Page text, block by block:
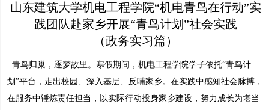
山东建筑大学机电工程学院“机电青鸟在行动”实
践团队赴家乡开展“青鸟计划”社会实践
（政务实习篇）
青鸟归巢，逐梦故里。寒假期间，机电工程学院学子依托“青鸟计
划”平台，走出校园、深入基层、反哺家乡。在实践中感知社会脉搏，
在服务中锤炼责任担当，以实际行动投身家乡建设，努力成长为堪当